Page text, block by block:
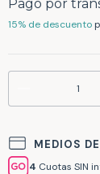
15% de descuento
MEDIOS
Cuotas SIN